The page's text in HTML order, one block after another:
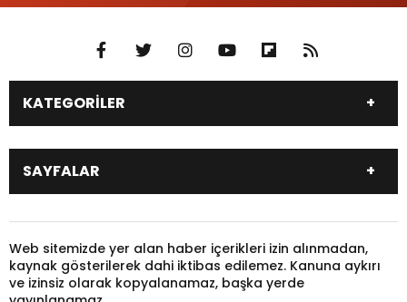
KATEGORİLER
DÜNYA
SİYASET
EKONOMİ
SAĞLIK
SPOR
TARIM
YEREL YÖNETİM
GÜNDEM
HAYVANLAR
KADIN
KONSER
SAYFALAR
Pariteler
Canlı Sonuçlar
Puan Durumu
Fikstür
Gazeteler
Burçlar
Web sitemizde yer alan haber içerikleri izin alınmadan,
kaynak gösterilerek dahi iktibas edilemez. Kanuna aykırı
ve izinsiz olarak kopyalanamaz, başka yerde